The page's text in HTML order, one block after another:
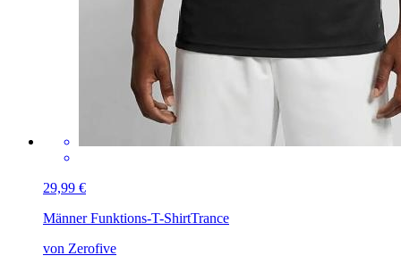
29,99 €
Männer Funktions-T-ShirtTrance
von Zerofive